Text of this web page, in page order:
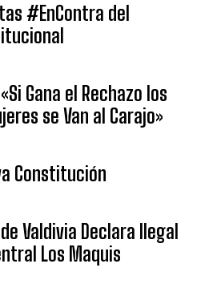
#EnContra del
Gana el Rechazo los
se Van al Carajo»
Constitución
Valdivia Declara Ilegal
Los Maquis